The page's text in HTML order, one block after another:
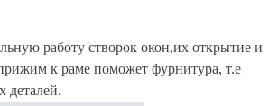
работу створок окон,их открытие и
к раме поможет фурнитура, т.е
деталей.